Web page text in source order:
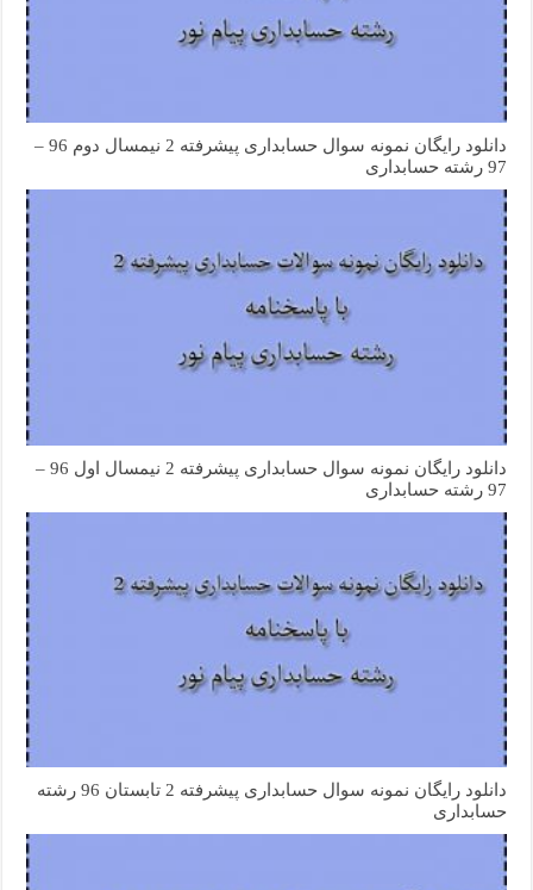
دانلود رایگان نمونه سوال حسابداری پیشرفته 2 نیمسال دوم 96 –
97 رشته حسابداری
دانلود رایگان نمونه سوال حسابداری پیشرفته 2 نیمسال اول 96 –
97 رشته حسابداری
دانلود رایگان نمونه سوال حسابداری پیشرفته 2 تابستان 96 رشته
حسابداری